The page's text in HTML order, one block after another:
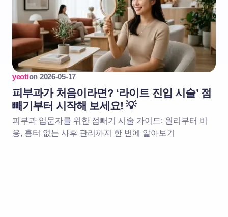
yeotion 2026-05-17
피부과가 처음이라면? ‘라이트 진입 시술’ 점
빼기부터 시작해 보세요! 💡
피부과 입문자를 위한 점빼기 시술 가이드: 원리부터 비
용, 흉터 없는 사후 관리까지 한 번에 알아보기